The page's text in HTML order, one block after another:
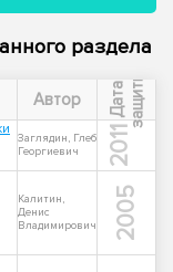
раздела
Автор Д
а
т
а
з
а
щ
и
т ы
Заглядин, Глеб
Георгиевич
2011
Калитин,
Денис
Владимирович
2005